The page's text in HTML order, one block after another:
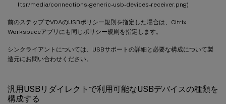
ltsr/media/connections-generic-usb-devices-receiver.png)
前のステップでVDAのUSBポリシー規則を指定した場合は、Citrix
Workspaceアプリにも同じポリシー規則を指定します。
シンクライアントについては、USBサポートの詳細と必要な構成について製
造元にお問い合わせください。
汎用USBリダイレクトで利用可能なUSBデバイスの種類を
構成する